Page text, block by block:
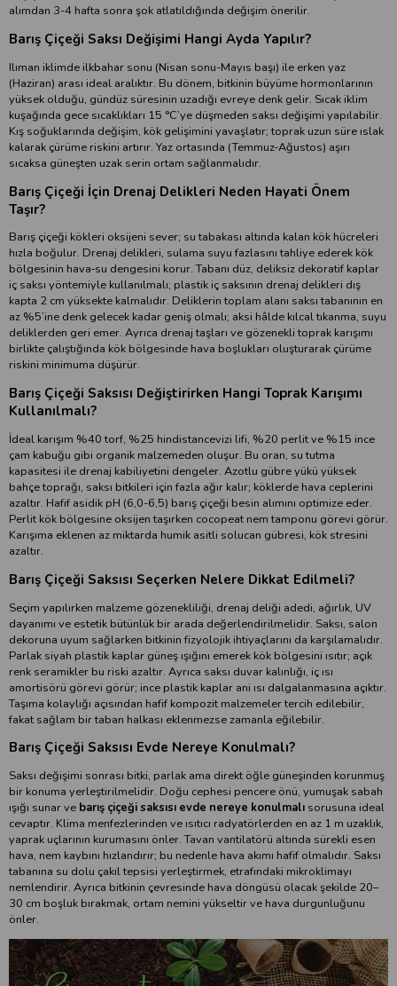
alımdan 3-4 hafta sonra şok atlatıldığında değişim önerilir.
Barış Çiçeği Saksı Değişimi Hangi Ayda Yapılır?
Ilıman iklimde ilkbahar sonu (Nisan sonu-Mayıs başı) ile erken yaz
(Haziran) arası ideal aralıktır. Bu dönem, bitkinin büyüme hormonlarının
yüksek olduğu, gündüz süresinin uzadığı evreye denk gelir. Sıcak iklim
kuşağında gece sıcaklıkları 15 °C’ye düşmeden saksı değişimi yapılabilir.
Kış soğuklarında değişim, kök gelişimini yavaşlatır; toprak uzun süre ıslak
kalarak çürüme riskini artırır. Yaz ortasında (Temmuz-Ağustos) aşırı
sıcaksa güneşten uzak serin ortam sağlanmalıdır.
Barış Çiçeği İçin Drenaj Delikleri Neden Hayati Önem
Taşır?
Barış çiçeği kökleri oksijeni sever; su tabakası altında kalan kök hücreleri
hızla boğulur. Drenaj delikleri, sulama suyu fazlasını tahliye ederek kök
bölgesinin hava‐su dengesini korur. Tabanı düz, deliksiz dekoratif kaplar
iç saksı yöntemiyle kullanılmalı; plastik iç saksının drenaj delikleri dış
kapta 2 cm yüksekte kalmalıdır. Deliklerin toplam alanı saksı tabanının en
az %5’ine denk gelecek kadar geniş olmalı; aksi hâlde kılcal tıkanma, suyu
deliklerden geri emer. Ayrıca drenaj taşları ve gözenekli toprak karışımı
birlikte çalıştığında kök bölgesinde hava boşlukları oluşturarak çürüme
riskini minimuma düşürür.
Barış Çiçeği Saksısı Değiştirirken Hangi Toprak Karışımı
Kullanılmalı?
İdeal karışım %40 torf, %25 hindistancevizi lifi, %20 perlit ve %15 ince
çam kabuğu gibi organik malzemeden oluşur. Bu oran, su tutma
kapasitesi ile drenaj kabiliyetini dengeler. Azotlu gübre yükü yüksek
bahçe toprağı, saksı bitkileri için fazla ağır kalır; köklerde hava ceplerini
azaltır. Hafif asidik pH (6,0-6,5) barış çiçeği besin alımını optimize eder.
Perlit kök bölgesine oksijen taşırken cocopeat nem tamponu görevi görür.
Karışıma eklenen az miktarda humik asitli solucan gübresi, kök stresini
azaltır.
Barış Çiçeği Saksısı Seçerken Nelere Dikkat Edilmeli?
Seçim yapılırken malzeme gözenekliliği, drenaj deliği adedi, ağırlık, UV
dayanımı ve estetik bütünlük bir arada değerlendirilmelidir. Saksı, salon
dekoruna uyum sağlarken bitkinin fizyolojik ihtiyaçlarını da karşılamalıdır.
Parlak siyah plastik kaplar güneş ışığını emerek kök bölgesini ısıtır; açık
renk seramikler bu riski azaltır. Ayrıca saksı duvar kalınlığı, iç ısı
amortisörü görevi görür; ince plastik kaplar ani ısı dalgalanmasına açıktır.
Taşıma kolaylığı açısından hafif kompozit malzemeler tercih edilebilir,
fakat sağlam bir taban halkası eklenmezse zamanla eğilebilir.
Barış Çiçeği Saksısı Evde Nereye Konulmalı?
Saksı değişimi sonrası bitki, parlak ama direkt öğle güneşinden korunmuş
bir konuma yerleştirilmelidir. Doğu cephesi pencere önü, yumuşak sabah
ışığı sunar ve barış çiçeği saksısı evde nereye konulmalı sorusuna ideal
cevaptır. Klima menfezlerinden ve ısıtıcı radyatörlerden en az 1 m uzaklık,
yaprak uçlarının kurumasını önler. Tavan vantilatörü altında sürekli esen
hava, nem kaybını hızlandırır; bu nedenle hava akımı hafif olmalıdır. Saksı
tabanına su dolu çakıl tepsisi yerleştirmek, etrafındaki mikroklimayı
nemlendirir. Ayrıca bitkinin çevresinde hava döngüsü olacak şekilde 20–
30 cm boşluk bırakmak, ortam nemini yükseltir ve hava durgunluğunu
önler.